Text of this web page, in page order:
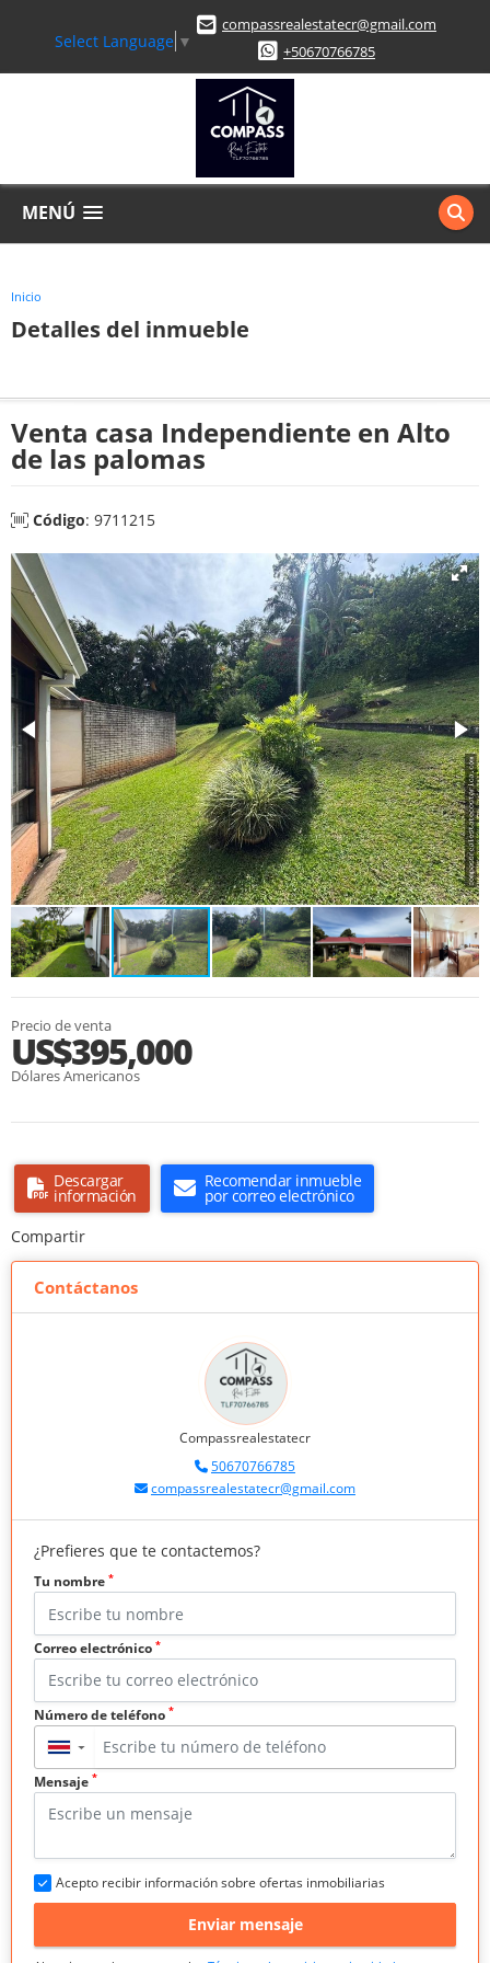
Select Language ▼
compassrealestatecr@gmail.com
+50670766785
MENÚ
Inicio
Detalles del inmueble
Venta casa Independiente en Alto
de las palomas
Código: 9711215
Precio de venta
US$395,000
Dólares Americanos
Descargar
información
Recomendar inmueble
por correo electrónico
Compartir
Contáctanos
Compassrealestatecr
50670766785
compassrealestatecr@gmail.com
¿Prefieres que te contactemos?
Tu nombre *
Correo electrónico *
Número de teléfono *
▼
Mensaje *
Acepto recibir información sobre ofertas inmobiliarias
Enviar mensaje